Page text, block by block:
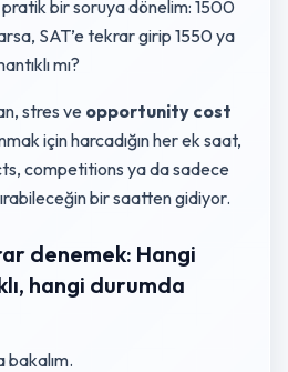
bir soruya dönelim: 1500
SAT’e tekrar girip 1550 ya
mı?
stres ve opportunity cost
için harcadığın her ek saat,
competitions ya da sadece
bir saatten gidiyor.
denemek: Hangi
hangi durumda